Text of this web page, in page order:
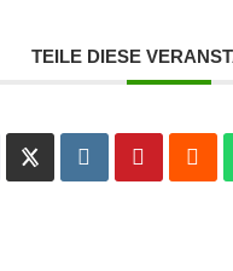
TEILE DIESE